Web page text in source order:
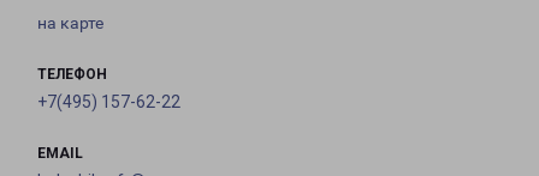
на карте
ТЕЛЕФОН
+7(495) 157-62-22
EMAIL